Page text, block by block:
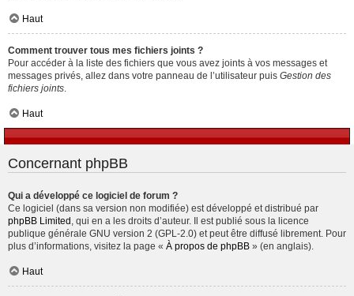
Haut
Comment trouver tous mes fichiers joints ?
Pour accéder à la liste des fichiers que vous avez joints à vos messages et
messages privés, allez dans votre panneau de l’utilisateur puis Gestion des
fichiers joints
Haut
Concernant phpBB
Qui a développé ce logiciel de forum ?
Ce logiciel (dans sa version non modifiée) est développé et distribué par
phpBB Limited , qui en a les droits d’auteur. Il est publié sous la licence
publique générale GNU version 2 (GPL-2.0) et peut être diffusé librement. Pour
plus d’informations, visitez la page « À propos de phpBB » (en anglais).
Haut